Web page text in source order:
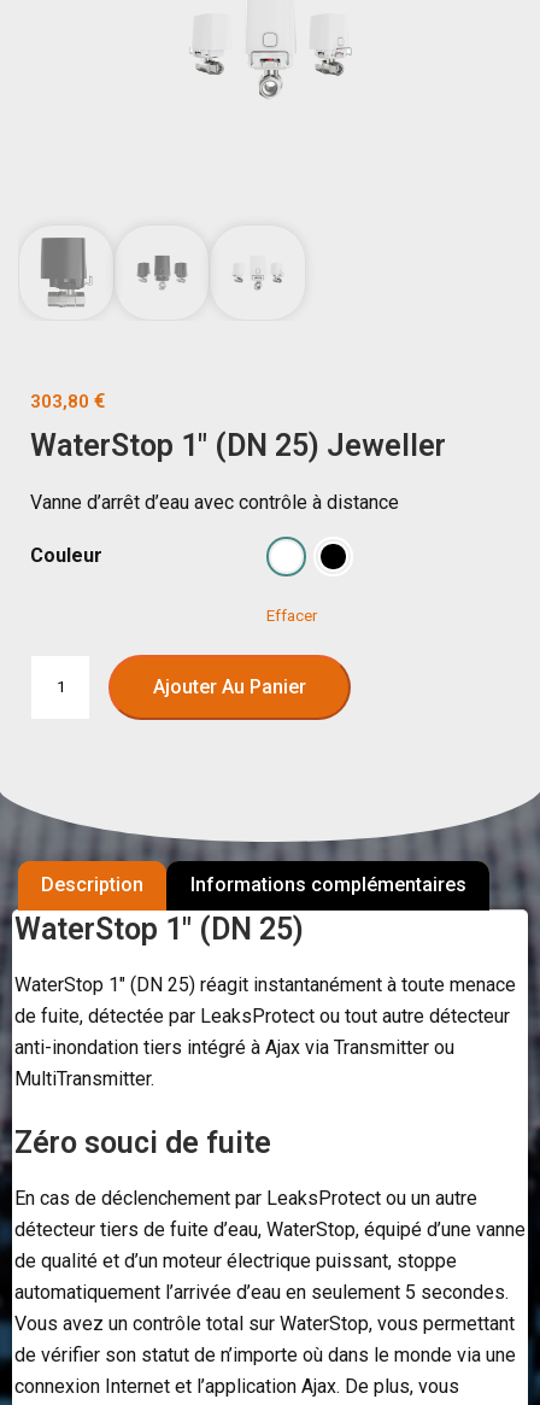
303,80 €
WaterStop 1″ (DN 25) Jeweller
Vanne d’arrêt d’eau avec contrôle à distance
Couleur
Effacer
Ajouter Au Panier
Description Informations complémentaires
WaterStop 1″ (DN 25)
WaterStop 1″ (DN 25) réagit instantanément à toute menace
de fuite, détectée par LeaksProtect ou tout autre détecteur
anti-inondation tiers intégré à Ajax via Transmitter ou
MultiTransmitter.
Zéro souci de fuite
En cas de déclenchement par LeaksProtect ou un autre
détecteur tiers de fuite d’eau, WaterStop, équipé d’une vanne
de qualité et d’un moteur électrique puissant, stoppe
automatiquement l’arrivée d’eau en seulement 5 secondes.
Vous avez un contrôle total sur WaterStop, vous permettant
de vérifier son statut de n’importe où dans le monde via une
connexion Internet et l’application Ajax. De plus, vous